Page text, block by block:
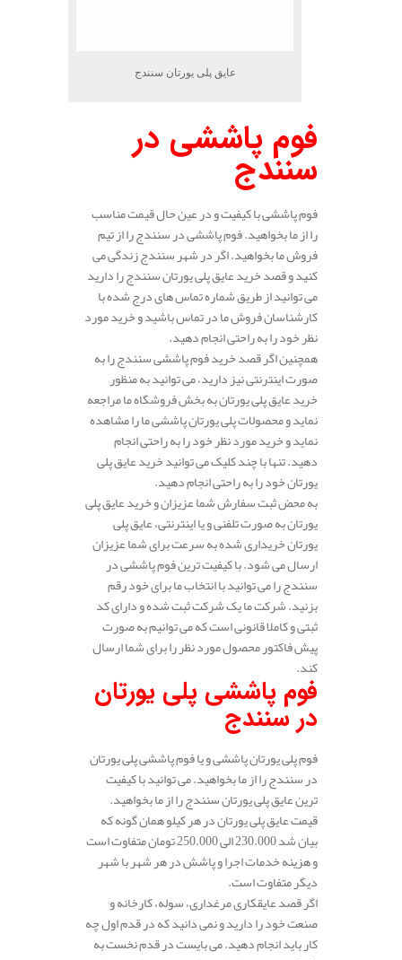
عایق پلی یورتان سنندج
فوم پاششی در
سنندج
فوم پاششی با کیفیت و در عین حال قیمت مناسب
را از ما بخواهید. فوم پاششی در سنندج را از تیم
فروش ما بخواهید. اگر در شهر سنندج زندگی می
کنید و قصد خرید عایق پلی یورتان سنندج را دارید
می توانید از طریق شماره تماس های درج شده با
کارشناسان فروش ما در تماس باشید و خرید مورد
نظر خود را به راحتی انجام دهید.
همچنین اگر قصد خرید فوم پاششی سنندج را به
صورت اینترنتی نیز دارید، می توانید به منظور
خرید عایق پلی یورتان به بخش فروشگاه ما مراجعه
نماید و محصولات پلی یورتان پاششی ما را مشاهده
نماید و خرید مورد نظر خود را به راحتی انجام
دهید. تنها با چند کلیک می توانید خرید عایق پلی
یورتان خود را به راحتی انجام دهید.
به محض ثبت سفارش شما عزیزان و خرید عایق پلی
یورتان به صورت تلفنی و یا اینترنتی، عایق پلی
یورتان خریداری شده به سرعت برای شما عزیزان
ارسال می شود. با کیفیت ترین فوم پاششی در
سنندج را می توانید با انتخاب ما برای خود رقم
بزنید. شرکت ما یک شرکت ثبت شده و دارای کد
ثبتی و کاملا قانونی است که می توانیم به صورت
پیش فاکتور محصول مورد نظر را برای شما ارسال
کند.
فوم پاششی پلی یورتان
در سنندج
فوم پلی یورتان پاششی و یا فوم پاششی پلی یورتان
در سنندج را از ما بخواهید. می توانید با کیفیت
ترین عایق پلی یورتان سنندج را از ما بخواهید.
قیمت عایق پلی یورتان در هر کیلو همان گونه که
بیان شد 230.000 الی 250.000 تومان متفاوت است
و هزینه خدمات اجرا و پاشش در هر شهر با شهر
دیگر متفاوت است.
اگر قصد عایقکاری مرغداری، سوله، کارخانه و
صنعت خود را دارید و نمی دانید که در قدم اول چه
کار باید انجام دهید. می بایست در قدم نخست به